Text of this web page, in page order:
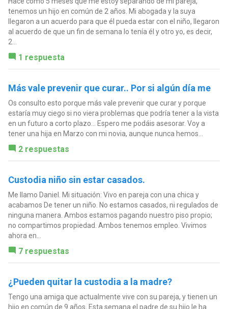
tenemos un hijo en común de 2 años. Mi abogada y la suya
llegaron a un acuerdo para que él pueda estar con el niño, llegaron
al acuerdo de que un fin de semana lo tenía él y otro yo, es decir,
2...
1 respuesta
Más vale prevenir que curar.. Por si algún día me
Os consulto esto porque más vale prevenir que curar y porque
estaría muy ciego si no viera problemas que podría tener a la vista
en un futuro a corto plazo... Espero me podáis asesorar. Voy a
tener una hija en Marzo con mi novia, aunque nunca hemos...
2 respuestas
Custodia niño sin estar casados.
Me llamo Daniel. Mi situación: Vivo en pareja con una chica y
acabamos De tener un niño. No estamos casados, ni regulados de
ninguna manera. Ambos estamos pagando nuestro piso propio;
no compartimos propiedad. Ambos tenemos empleo. Vivimos
ahora en...
7 respuestas
¿Pueden quitar la custodia a la madre?
Tengo una amiga que actualmente vive con su pareja, y tienen un
hijo en común de 9 años. Esta semana el padre de su hijo le ha